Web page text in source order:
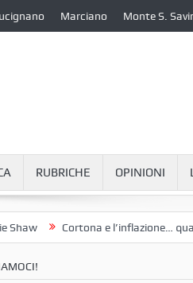
Marciano Monte S.
RUBRICHE OPINIONI
Cortona e l’inflazione… qualche